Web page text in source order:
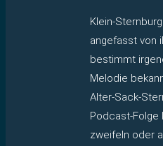
Klein-
angefasst von
bestimmt
Melodie
Alter-Sack-
Podcast-Folge
zweifeln oder